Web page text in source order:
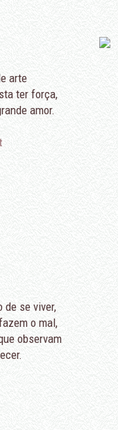
arte
ter força,
amor.
de se viver,
o mal,
observam